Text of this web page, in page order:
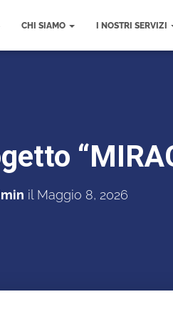
CHI SIAMO I NOSTRI SERVIZI
il Maggio 8, 2026